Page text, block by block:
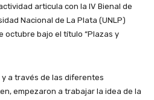
articula con la IV Bienal de
Nacional de La Plata (UNLP)
octubre bajo el título “Plazas y
a través de las diferentes
empezaron a trabajar la idea de la